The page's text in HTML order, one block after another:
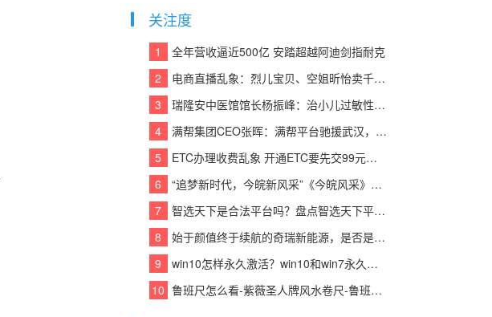
05:25:14
把豪华SUV价值重新拉高
05:22:48 | 践行算力普惠 赋能中小企业 | 易信
“易Token”模型服务平台重磅发布
05:21:37 | 老司机晋级当老板 欧马可冷藏车护
航李师傅创业路
05:21:03 | 东风汽金：猛士荣获中央企业品牌
引领行动第二批优秀“产品品牌”
05:21:39 | 疯狂伴习：深耕智能教育赛道 以硬
核产品赋能青少年英语高效学习
05:21:29 |
以标杆示范助力产业发展大局，千
年舟智木艺墅匠心打造装配式木结构建筑精品力
关注度
1
全年营收逼近500亿 安踏超越阿迪剑指耐克
2
电商直播乱象：烈儿宝贝、空姐昕怡卖千万假货被诉
3
瑞隆安中医馆馆长杨振峰：治小儿过敏性咳嗽 有奇招
4
满帮集团CEO张晖：满帮平台驰援武汉，全力保障应急物资运输
5
ETC办理收费乱象 开通ETC要先交99元设备费？
6
“追梦新时代，今皖新风采”《今皖风采》栏目正式启动！
7
智选天下是合法平台吗？盘点智选天下平台实力
8
始于颜值终于续航的奇瑞新能源，是否是你想要的那款车？
9
win10怎样永久激活？win10和win7永久激活的方法和激活码
10 鲁班尺怎么看-紫薇圣人牌风水卷尺-鲁班尺吉数查询速查表